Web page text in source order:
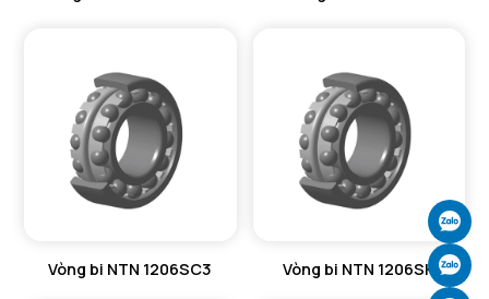
Vòng bi NTN 1206SC3 Vòng bi NTN 1206SK